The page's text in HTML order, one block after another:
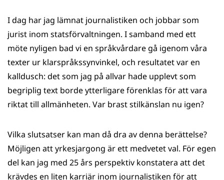
I dag har jag lämnat journalistiken och jobbar som
jurist inom statsförvaltningen. I samband med ett
möte nyligen bad vi en språkvårdare gå igenom våra
texter ur klarspråkssynvinkel, och resultatet var en
kalldusch: det som jag på allvar hade upplevt som
begriplig text borde ytterligare förenklas för att vara
riktat till allmänheten. Var brast stilkänslan nu igen?
Vilka slutsatser kan man då dra av denna berättelse?
Möjligen att yrkesjargong är ett medvetet val. För egen
del kan jag med 25 års perspektiv konstatera att det
krävdes en liten karriär inom journalistiken för att